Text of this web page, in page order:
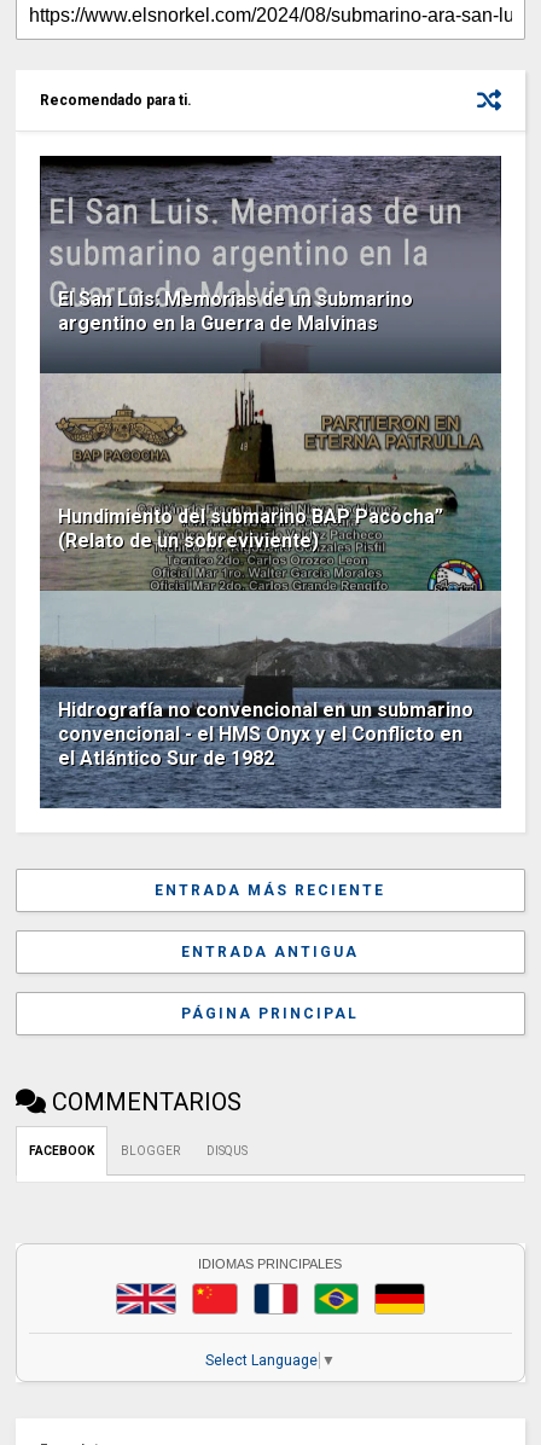
Recomendado para ti.
El San Luis: Memorias de un submarino
argentino en la Guerra de Malvinas
Hundimiento del submarino BAP Pacocha”
(Relato de un sobreviviente)
Hidrografía no convencional en un submarino
convencional - el HMS Onyx y el Conflicto en
el Atlántico Sur de 1982
ENTRADA MÁS RECIENTE
ENTRADA ANTIGUA
PÁGINA PRINCIPAL
COMMENTARIOS
FACEBOOK BLOGGER DISQUS
IDIOMAS PRINCIPALES
Select Language ▼